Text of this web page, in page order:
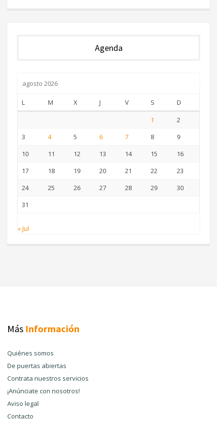
Agenda
agosto 2026
L M X J V S
D
1
2
3
4 5 6 7 8
9
10
11 12 13 14 15
16
17
18 19 20 21 22
23
24
25 26 27 28 29
30
31
« Jul
Más Información
Quiénes somos
De puertas abiertas
Contrata nuestros servicios
¡Anúnciate con nosotros!
Aviso legal
Contacto